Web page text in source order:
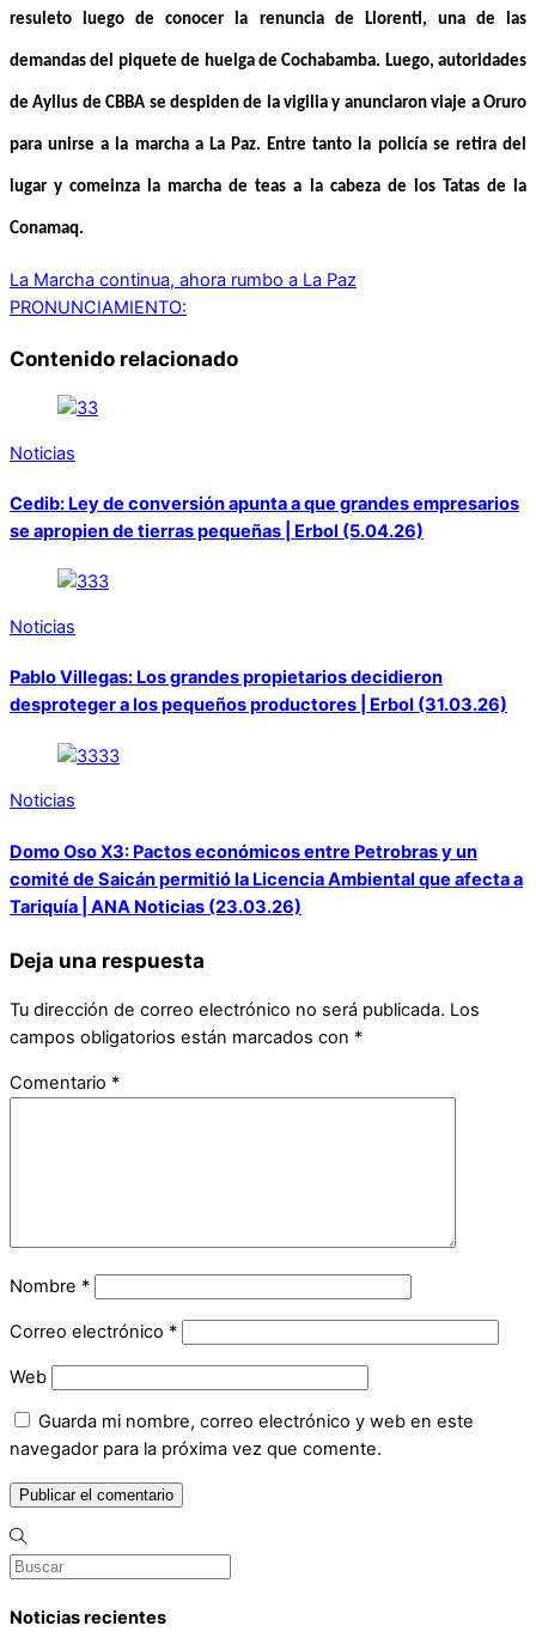
resuleto luego de conocer la renuncia de Llorenti, una de las
demandas del piquete de huelga de Cochabamba. Luego, autoridades
de Ayllus de CBBA se despiden de la vigilia y anunciaron viaje a Oruro
para unirse a la marcha a La Paz. Entre tanto la policía se retira del
lugar y comeinza la marcha de teas a la cabeza de los Tatas de la
Conamaq.
La Marcha continua, ahora rumbo a La Paz
PRONUNCIAMIENTO:
Contenido relacionado
Noticias
Cedib: Ley de conversión apunta a que grandes empresarios
se apropien de tierras pequeñas | Erbol (5.04.26)
Noticias
Pablo Villegas: Los grandes propietarios decidieron
desproteger a los pequeños productores | Erbol (31.03.26)
Noticias
Domo Oso X3: Pactos económicos entre Petrobras y un
comité de Saicán permitió la Licencia Ambiental que afecta a
Tariquía | ANA Noticias (23.03.26)
Deja una respuesta
Tu dirección de correo electrónico no será publicada. Los
campos obligatorios están marcados con *
Comentario *
Nombre *
Correo electrónico *
Web
Guarda mi nombre, correo electrónico y web en este
navegador para la próxima vez que comente.
Noticias recientes